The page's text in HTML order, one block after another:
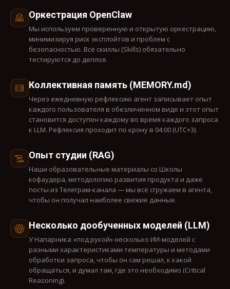
Оркестрация OpenClaw
Мы используем проверенную и открытую оркестрацию,
минимизируя риск эксплойтов и проблем с
безопасностью. Все скиллы (Skills) обязательно
тестируются до деплоя.
Коллективная память (MEMORY.md)
Через ежедневную рефлексию агент записывает опыт
каждого пользователя в обезличенном виде и этот опыт
становится доступен каждому во время каждого запроса
к LLM. Рефлексия проходит по крону в 04:00 (UTC+3).
Опыт студии (RAG)
Наши образовательные материалы со Школы
кофаудера, методологию развития продукта и даже
посты из Телеграм-канала — мы всё сгружаем в агента,
чтобы он получал наиболее свежие данные.
Несколько дообученных моделей (LLM)
У Напарника «под рукой» несколько ИИ-моделей с
разными характеристиками температуры и методами
обработки запроса, чтобы он сам решал, к какой
обращаться, и думал там, где это необходимо (Critical
Reasoning).